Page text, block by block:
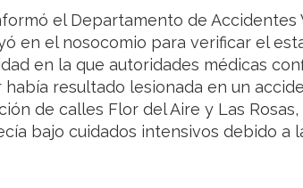
el Departamento de Accidentes
en el nosocomio para verificar el
en la que autoridades médicas
había resultado lesionada en un
de calles Flor del Aire y Las
bajo cuidados intensivos debido a